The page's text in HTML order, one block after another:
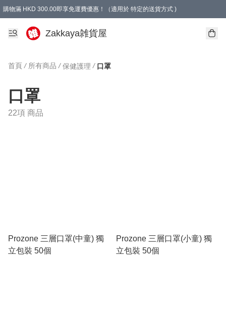
購物滿 HKD 300.00即享免運費優惠！（適用於 特定的送貨方式 )
Zakkaya雑貨屋
首頁 / 所有商品 / 保健護理 / 口罩
口罩
22項 商品
Prozone 三層口罩(中童) 獨
立包裝 50個
Prozone 三層口罩(小童) 獨
立包裝 50個